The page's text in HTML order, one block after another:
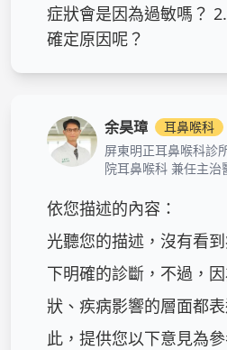
症狀會是因為過敏嗎？
確定原因呢？
余昊璋
耳鼻喉科
屏東明正耳鼻喉科診
院耳鼻喉科 兼任主治
依您描述的內容：
光聽您的描述，沒有看
下明確的診斷，不過，
狀、疾病影響的層面都
此，提供您以下意見為